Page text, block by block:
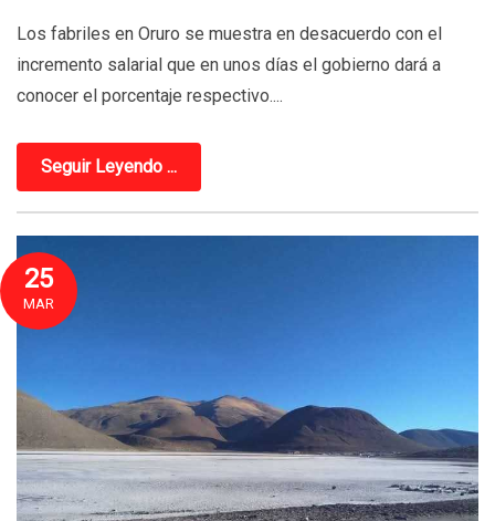
Los fabriles en Oruro se muestra en desacuerdo con el
incremento salarial que en unos días el gobierno dará a
conocer el porcentaje respectivo....
Seguir Leyendo ...
25
MAR